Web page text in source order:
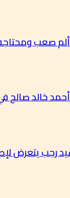
خالد صالح
يتعرض